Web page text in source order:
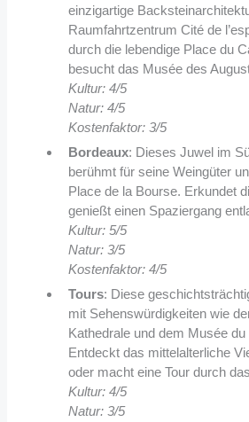
einzigartige
Raumfahrtzentrum Cité de
durch die lebendige Place du
besucht das Musée des
Kultur: 4/5
Natur: 4/5
Kostenfaktor: 3/5
Bordeaux: Dieses Juwel im
berühmt für seine Weingüter
Place de la Bourse. Erkundet
genießt einen Spaziergang
Kultur: 5/5
Natur: 3/5
Kostenfaktor: 4/5
Tours: Diese
mit Sehenswürdigkeiten wie
Kathedrale und dem Musée
Entdeckt das mittelalterliche
oder macht eine Tour durch
Kultur: 4/5
Natur: 3/5